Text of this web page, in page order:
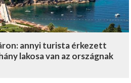
annyi turista érkezett
lakosa van az országnak